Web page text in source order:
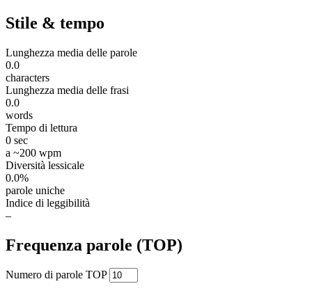
Stile & tempo
Lunghezza media delle parole
0.0
characters
Lunghezza media delle frasi
0.0
words
Tempo di lettura
0 sec
a ~200 wpm
Diversità lessicale
0.0%
parole uniche
Indice di leggibilità
–
Frequenza parole (TOP)
Numero di parole TOP